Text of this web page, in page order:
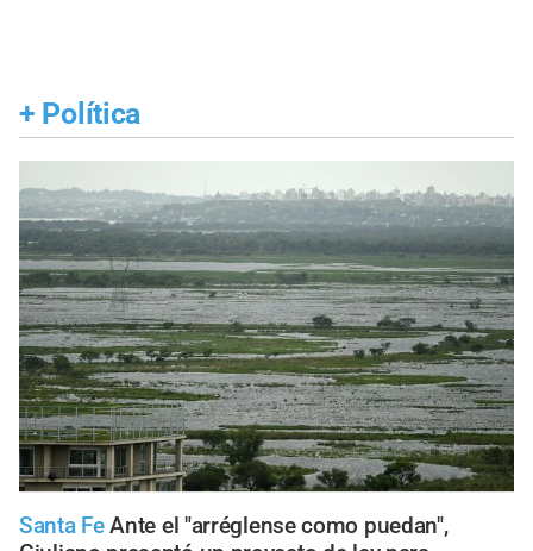
+ Política
Santa Fe Ante el "arréglense como puedan",